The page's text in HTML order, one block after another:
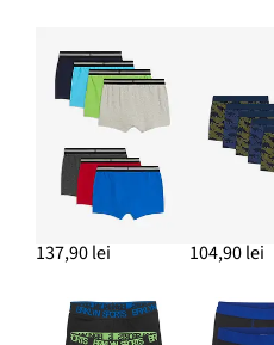
137,90 lei 104,90 lei